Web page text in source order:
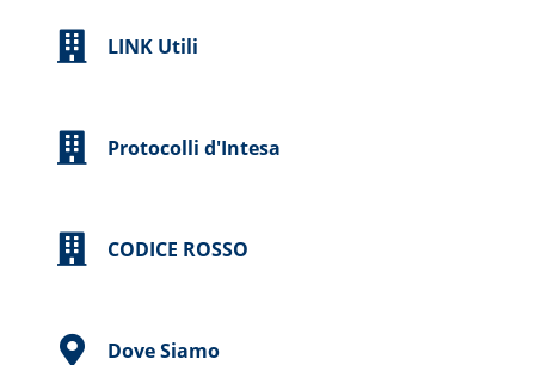
LINK Utili
Protocolli d'Intesa
CODICE ROSSO
Dove Siamo